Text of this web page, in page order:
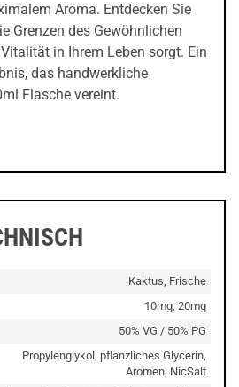
Aroma. Entdecken Sie
Grenzen des Gewöhnlichen
in Ihrem Leben sorgt. Ein
das handwerkliche
Flasche vereint.
Kaktus, Frische
10mg, 20mg
50% VG / 50% PG
Propylenglykol, pflanzliches Glycerin,
Aromen, NicSalt